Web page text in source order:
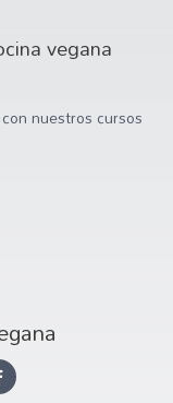
vegana
nuestros cursos